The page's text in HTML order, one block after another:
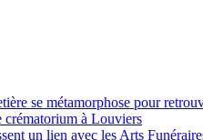
se métamorphose pour
crématorium à Louviers
un lien avec les Arts